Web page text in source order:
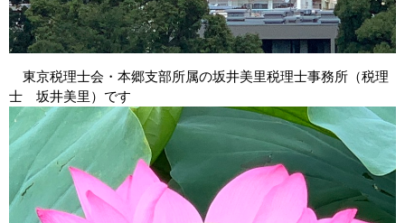
東京税理士会・本郷支部所属の坂井美里税理士事務所（税理
士 坂井美里 ）です